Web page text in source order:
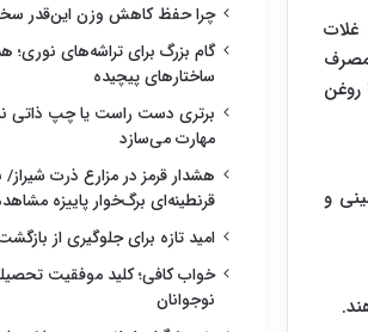
غلات
مصرف
روغن
و
چرا حفظ کاهش وزن این‌قدر
گام بزرگ برای تراشه‌های نوری؛
ساختارهای پیچیده
برتری دست راست یا چپ ذاتی
مهارت می‌سازد
هشدار قرمز در مزارع ذرت
قرنطینه‌ای برگ‌خوار پاییزه
امید تازه برای جلوگیری از
خواب کافی؛ کلید موفقیت
نوجوانان